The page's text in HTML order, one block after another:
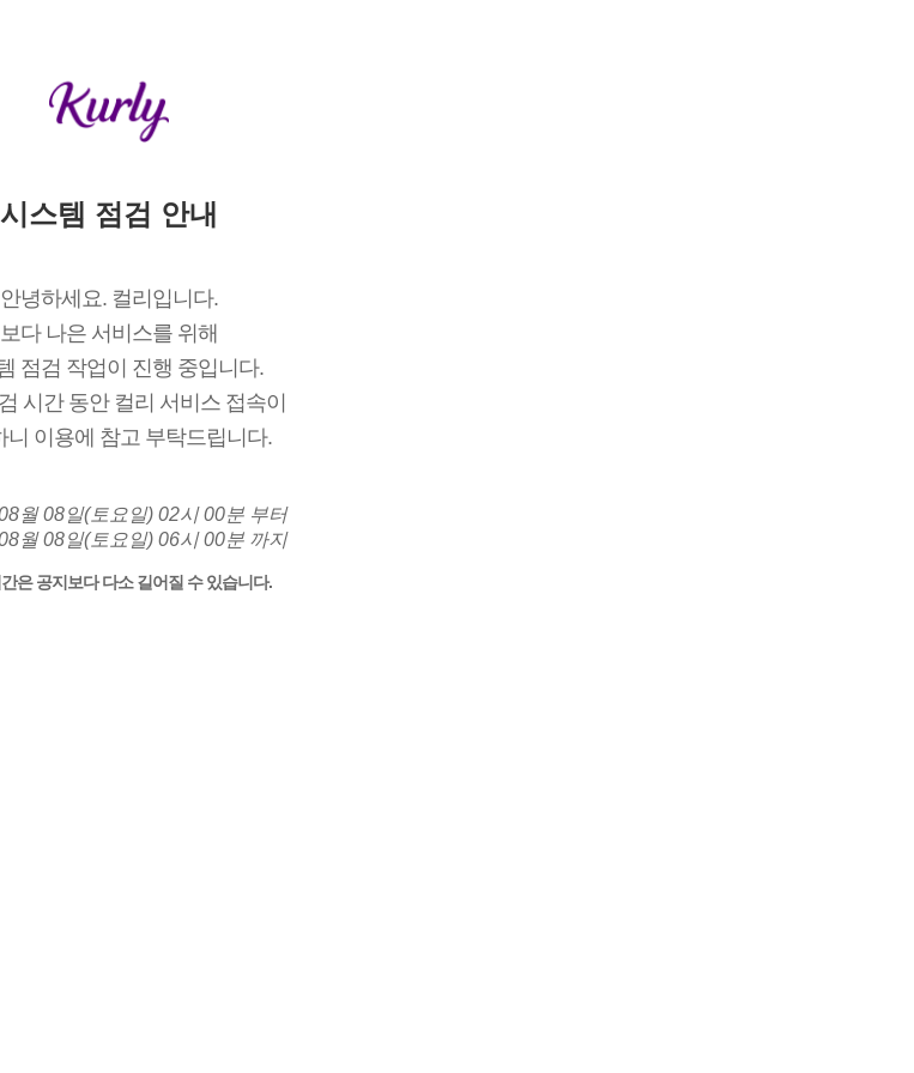
시스템 점검 안내
안녕하세요. 컬리입니다.
보다 나은 서비스를 위해
점검 작업이 진행 중입니다.
시간 동안 컬리 서비스 접속이
니 이용에 참고 부탁드립니다.
월 08일(토요일) 02시 00분 부터
월 08일(토요일) 06시 00분 까지
은 공지보다 다소 길어질 수 있습니다.